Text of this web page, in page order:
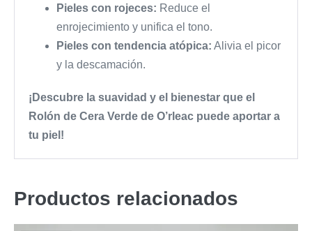
Pieles con rojeces: Reduce el
enrojecimiento y unifica el tono.
Pieles con tendencia atópica: Alivia el picor
y la descamación.
¡Descubre la suavidad y el bienestar que el
Rolón de Cera Verde de O’rleac puede aportar a
tu piel!
Productos relacionados